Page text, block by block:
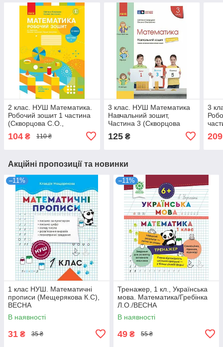
2 клас. НУШ Математика.
Робочий зошит 1 частина
(Скворцова С.О.,
Онопрієнко О.В.), Ранок
104 ₴ 110 ₴
3 клас. НУШ Математика
Навчальний зошит,
Частина 3 (Скворцова
Ранок
125₴
3
209
Акційні пропозиції та новинки
–11%
1 клас НУШ. Математичні
прописи (Мещерякова К.С),
ВЕСНА
В наявності
31 ₴ 35 ₴
–11%
Тренажер, 1 кл., Українська
мова. Математика/Гребінка
Л.О./ВЕСНА
В наявності
49 ₴ 55 ₴